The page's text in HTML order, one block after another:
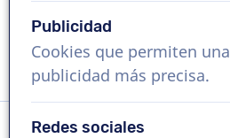
Solicita una demo gratis
Publicidad
Cookies que permiten una
publicidad más precisa.
Redes sociales